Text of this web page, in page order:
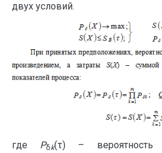
двух условий.
где Pδk(τ) – вероятность